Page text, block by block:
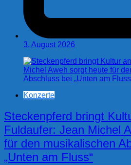
3. August 2026
Konzerte
Steckenpferd bringt
Fuldaufer: Jean Michel
für den musikalischen
„Unten am Fluss“